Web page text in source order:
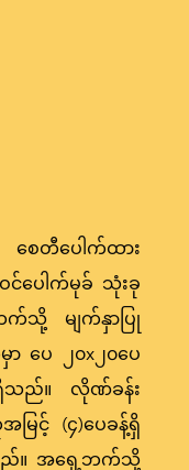
ေတီပေါက်ထား
ပေါက်မုခ် သုံးခု
က်သို့ မျက်နှာပြု
ပေ ၂၀x၂၀ပေ
သည်။ လိုဏ်ခန်း
ြင့် (၄)ပေခန့်ရှိ
ည်။ အရှေ့ဘက်သို့